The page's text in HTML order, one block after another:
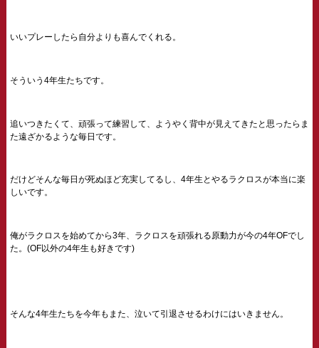
いいプレーしたら自分よりも喜んでくれる。
そういう4年生たちです。
追いつきたくて、頑張って練習して、ようやく背中が見えてきたと思ったらま
た遠ざかるような毎日です。
だけどそんな毎日が死ぬほど充実してるし、4年生とやるラクロスが本当に楽
しいです。
俺がラクロスを始めてから3年、ラクロスを頑張れる原動力が今の4年OFでし
た。(OF以外の4年生も好きです)
そんな4年生たちを今年もまた、泣いて引退させるわけにはいきません。